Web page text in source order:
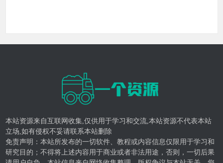
本站资源来自互联网收集,仅供用于学习和交流,本站资源不代表本站
立场,如有侵权不妥请联系本站删除
免责声明：本站所发布的一切软件、教程或内容信息仅限用于学习和
研究目的；不得将上述内容用于商业或者非法用途，否则，一切后果